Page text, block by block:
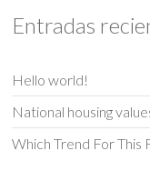
Entradas
Hello world!
National housing
Which Trend For This